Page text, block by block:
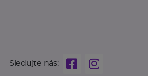
Sledujte nás: